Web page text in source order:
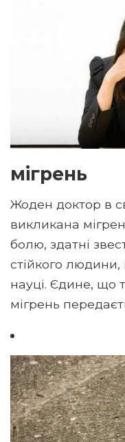
мігрень
Жоден доктор в
викликана
болю, здатні
стійкого
науці. Єдине, що
мігрень